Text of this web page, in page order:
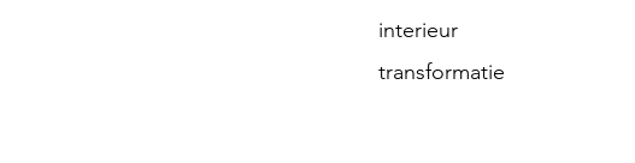
interieur
transformatie